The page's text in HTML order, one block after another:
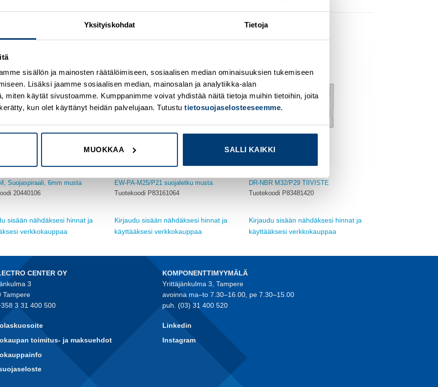
Yksityiskohdat Tietoja
sisällön ja mainosten räätälöimiseen, sosiaalisen median ominaisuuksien tukemiseen
Lisäksi jaamme sosiaalisen median, mainosalan ja analytiikka-alan
miten käytät sivustoamme. Kumppanimme voivat yhdistää näitä tietoja muihin tietoihin, joita
kun olet käyttänyt heidän palvelujaan. Tutustu tietosuojaselosteeseemme.
MUOKKAA SALLI KAIKKI
wishlist
Suojaspiraali, 6mm musta
20440106
sisään nähdäksesi hinnat ja
verkkokauppaa
wishlist
EW-PA-M25/P21 suojaletku musta
Tuotekoodi P83161064
Kirjaudu sisään nähdäksesi hinnat ja
käyttääksesi verkkokauppaa
DR-NBR M32/P29 TIIVISTE
Tuotekoodi P83481420
Kirjaudu sisään nähdäksesi hinnat ja
käyttääksesi verkkokauppaa
CENTER OY
3
Tampere
3 31 400 500
toimitus- ja maksuehdot
KOMPONENTTIMYYMÄLÄ
Yrittäjänkulma 3, Tampere
avoinna ma–to 7.30–16.00, pe 7.30–15.00
puh. (03) 31 400 520
Linkedin
Instagram